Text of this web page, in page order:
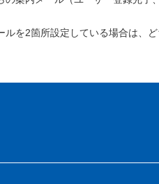
ルを2箇所設定している場合は、